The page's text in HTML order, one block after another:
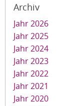
Archiv
Jahr 2026
Jahr 2025
Jahr 2024
Jahr 2023
Jahr 2022
Jahr 2021
Jahr 2020